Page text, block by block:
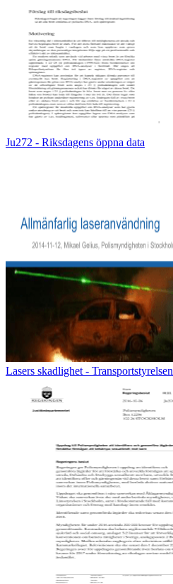
Ju272 - Riksdagens öppna data
Lasers skadlighet - Transportstyrelsen